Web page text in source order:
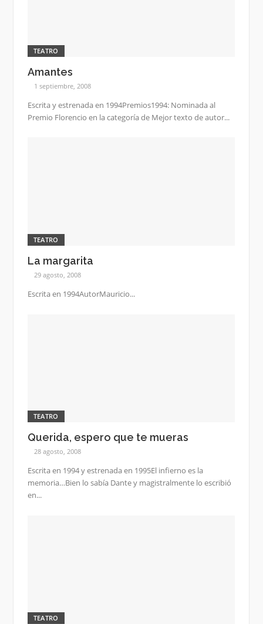
TEATRO
Amantes
1 septiembre, 2008
Escrita y estrenada en 1994Premios1994: Nominada al
Premio Florencio en la categoría de Mejor texto de autor...
TEATRO
La margarita
29 agosto, 2008
Escrita en 1994AutorMauricio...
TEATRO
Querida, espero que te mueras
28 agosto, 2008
Escrita en 1994 y estrenada en 1995El infierno es la
memoria…Bien lo sabía Dante y magistralmente lo escribió
en...
TEATRO